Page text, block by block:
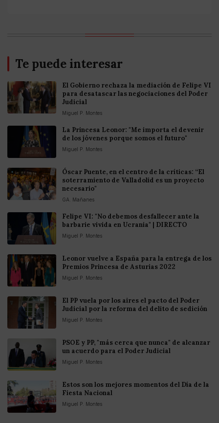
Te puede interesar
El Gobierno rechaza la mediación de Felipe VI
para desatascar las negociaciones del Poder
Judicial
Miguel P. Montes
La Princesa Leonor: "Me importa el devenir
de los jóvenes porque somos el futuro"
Miguel P. Montes
Óscar Puente, en el centro de la críticas: “El
soterramiento de Valladolid es un proyecto
necesario"
GA. Mañanes
Felipe VI: "No debemos desfallecer ante la
barbarie vivida en Ucrania" | DIRECTO
Miguel P. Montes
Leonor vuelve a España para la entrega de los
Premios Princesa de Asturias 2022
Miguel P. Montes
El PP vuela por los aires el pacto del Poder
Judicial por la reforma del delito de sedición
Miguel P. Montes
PSOE y PP, "más cerca que nunca" de alcanzar
un acuerdo para el Poder Judicial
Miguel P. Montes
Estos son los mejores momentos del Día de la
Fiesta Nacional
Miguel P. Montes